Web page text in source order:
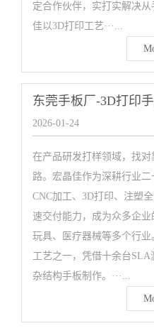
定合作伙伴，实打实解决
佳以3D打印工艺···...
2026-01-24
在产品研发打样领域，找
路。宏晶佳作为深耕行业
CNC加工、3D打印、注塑
速交付能力，成为众多企业
玩具、医疗器械等多个行
工艺之一，凭借十余台
杂结构手板制作。···...